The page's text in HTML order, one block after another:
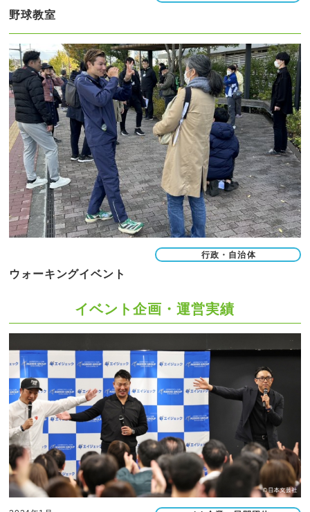
野球教室
行政・自治体
ウォーキングイベント
イベント企画・運営実績